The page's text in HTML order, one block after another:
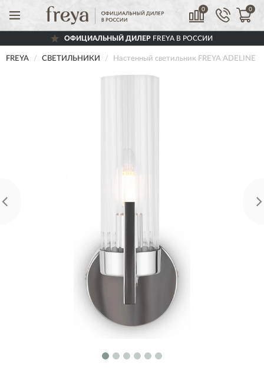
0 0
ОФИЦИАЛЬНЫЙ ДИЛЕРFREYA В РОССИИ
FREYA СВЕТИЛЬНИКИ Настенный светильник FREYA ADELINE